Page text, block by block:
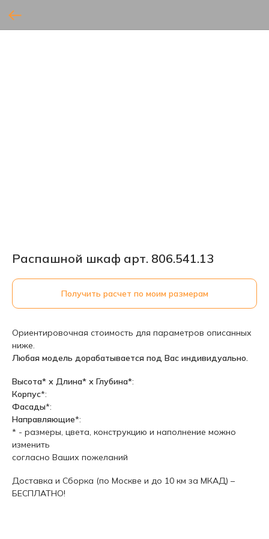
Распашной шкаф арт. 806.541.13
Получить расчет по моим размерам
Ориентировочная стоимость для параметров описанных
ниже.
Любая модель дорабатывается под Вас индивидуально.
Высота* х Длина* х Глубина*:
Корпус*:
Фасады*:
Направляющие*:
* - размеры, цвета, конструкцию и наполнение можно
изменить
согласно Ваших пожеланий
Доставка и Сборка (по Москве и до 10 км за МКАД) –
БЕСПЛАТНО!